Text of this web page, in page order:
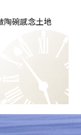
陶碗感念土地